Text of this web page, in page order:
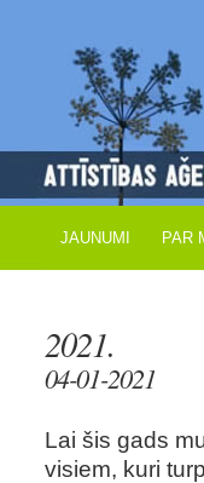
JAUNUMI PAR
2021.
04-01-2021
Lai šis gads
visiem, kuri